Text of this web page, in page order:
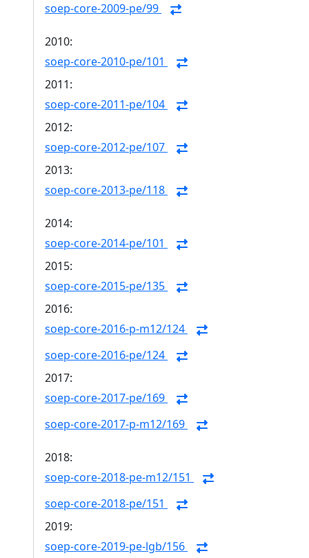
soep-core-2009-pe/99
2010:
soep-core-2010-pe/101
2011:
soep-core-2011-pe/104
2012:
soep-core-2012-pe/107
2013:
soep-core-2013-pe/118
2014:
soep-core-2014-pe/101
2015:
soep-core-2015-pe/135
2016:
soep-core-2016-p-m12/124
soep-core-2016-pe/124
2017:
soep-core-2017-pe/169
soep-core-2017-p-m12/169
2018:
soep-core-2018-pe-m12/151
soep-core-2018-pe/151
2019:
soep-core-2019-pe-lgb/156